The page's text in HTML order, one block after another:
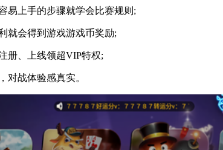
上手的步骤就学会比赛规则;
会得到游戏游戏币奖励;
、上线领超VIP特权;
战体验感真实。